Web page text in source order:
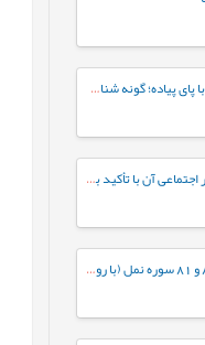
روایات زیارت امام حسین علیه السلام با پای پیاده؛ گونه شناسی و دلالت سنجی
ضرورت‌‌ مدارا در مدیریت اسلامی و آثار اجتماعی آن با تأکید بر سیره پیامبر صلی الله علیه و آله و امام علی علیه السلام
تحلیل سماع اموات با تاکید بر آیات 80 و 81 سوره نمل (با رویکرد قرآن به قرآن)